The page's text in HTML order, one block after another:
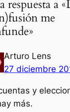
respuesta a
me
Arturo Lens
27 diciembre
y
más.